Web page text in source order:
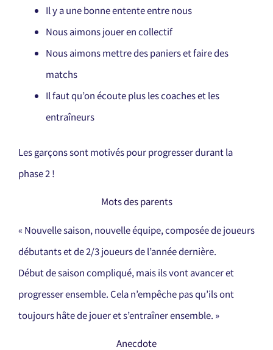
Il y a une bonne entente entre nous
Nous aimons jouer en collectif
Nous aimons mettre des paniers et faire des
matchs
Il faut qu’on écoute plus les coaches et les
entraîneurs
Les garçons sont motivés pour progresser durant la
phase 2 !
Mots des parents
« Nouvelle saison, nouvelle équipe, composée de joueurs
débutants et de 2/3 joueurs de l’année dernière.
Début de saison compliqué, mais ils vont avancer et
progresser ensemble. Cela n’empêche pas qu’ils ont
toujours hâte de jouer et s’entraîner ensemble. »
Anecdote